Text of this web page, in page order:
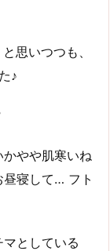
思いつつも、
♪
やや肌寒いね
昼寝して… フト
としている